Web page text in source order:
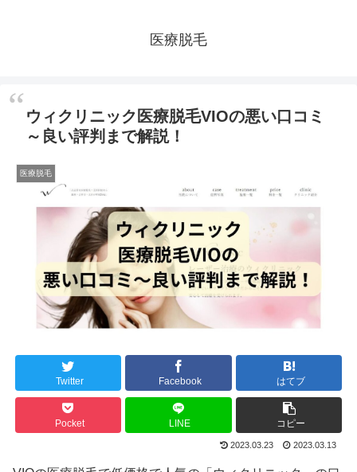
医療脱毛
ウィクリニック医療脱毛VIOの悪い口コミ
～良い評判まで解説！
医療脱毛
Twitter Facebook はてブ
Pocket LINE コピー
2023.03.23 2023.03.13